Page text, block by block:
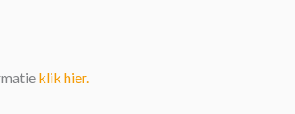
klik hier.